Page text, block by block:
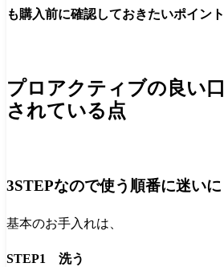
も購入前に確認しておきたいポイント
プロアクティブの良い
されている点
3STEPなので使う順番に迷い
基本のお手入れは、
STEP1 洗う